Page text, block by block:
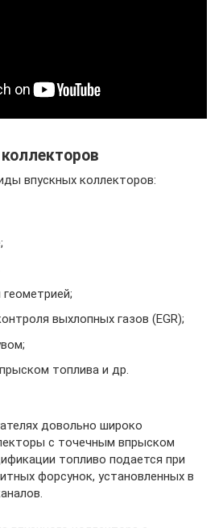
впускных коллекторов:
выхлопных газов (EGR);
топлива и др.
довольно широко
с точечным впрыском
топливо подается при
форсунок, установленных в